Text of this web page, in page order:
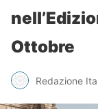
Ottobre
Redazione